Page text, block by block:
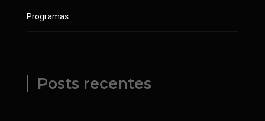
Programas
Posts recentes